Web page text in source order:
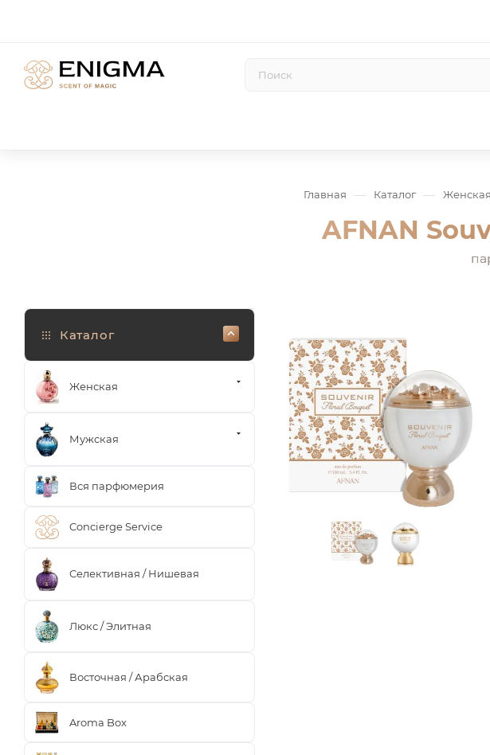
Главная — Каталог —
AFNAN
Каталог
Женская
Мужская
Вся парфюмерия
Concierge Service
Селективная / Нишевая
Люкс / Элитная
Восточная / Арабская
Aroma Box